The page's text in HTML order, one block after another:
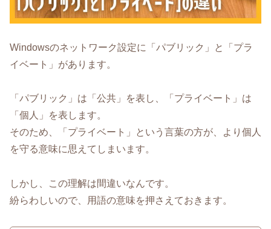
Windowsのネットワーク設定に「パブリック」と「プラ
イベート」があります。
「パブリック」は「公共」を表し、「プライベート」は
「個人」を表します。
そのため、「プライベート」という言葉の方が、より個人
を守る意味に思えてしまいます。
しかし、この理解は間違いなんです。
紛らわしいので、用語の意味を押さえておきます。